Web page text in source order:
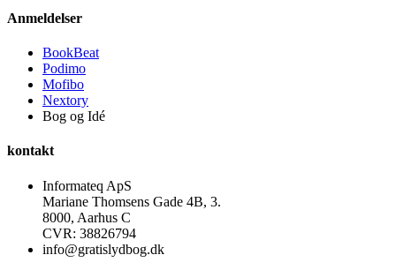
Anmeldelser
BookBeat
Podimo
Mofibo
Nextory
Bog og Idé
kontakt
Informateq ApS
Mariane Thomsens Gade 4B, 3.
8000, Aarhus C
CVR: 38826794
info@gratislydbog.dk